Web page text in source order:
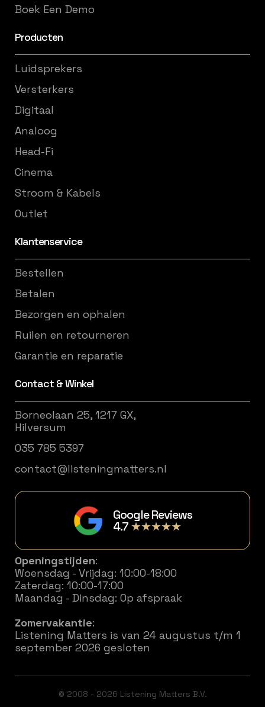
Boek Een Demo
Producten
Luidsprekers
Versterkers
Digitaal
Analoog
Head-Fi
Cinema
Stroom & Kabels
Outlet
Klantenservice
Bestellen
Betalen
Bezorgen en ophalen
Ruilen en retourneren
Garantie en reparatie
Contact & Winkel
Borneolaan 25, 1217 GX,
Hilversum
035 785 5397
contact@listeningmatters.nl
Google Reviews
4.7★★★★★
Openingstijden:
Woensdag - Vrijdag: 10:00-18:00
Zaterdag: 10:00-17:00
Maandag - Dinsdag: Op afspraak
Zomervakantie:
Listening Matters is van 24 augustus t/m 1
september 2026 gesloten
© 2008 - 2026 Listening Matters B.V.